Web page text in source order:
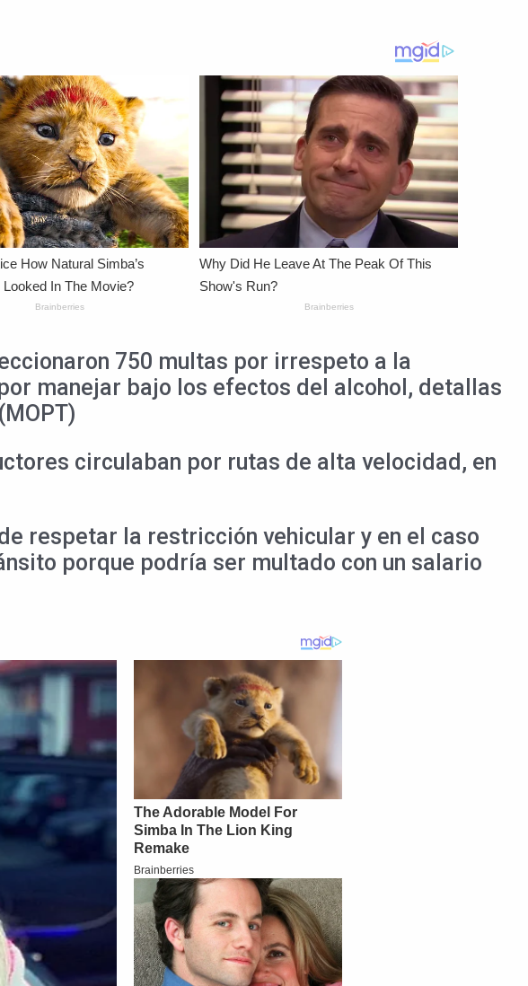
750 multas por irrespeto a la
manejar bajo los efectos del alcohol, detallas
circulaban por rutas de alta velocidad, en
respetar la restricción vehicular y en el caso
porque podría ser multado con un salario